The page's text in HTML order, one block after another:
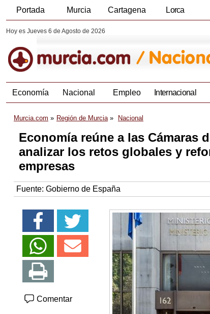
Portada Murcia Cartagena Lorca
Hoy es Jueves 6 de Agosto de 2026
Economía Nacional Empleo Internacional
Murcia.com Región de Murcia Nacional
Economía reúne a las Cámaras
analizar los retos globales y
empresas
Fuente: Gobierno de España
Comentar